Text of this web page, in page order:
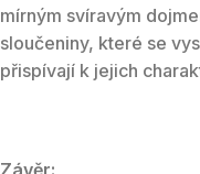
mírným svíravým
sloučeniny, které se
přispívají k jejich
Závěr: